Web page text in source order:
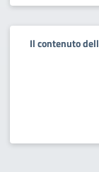
Il contenuto